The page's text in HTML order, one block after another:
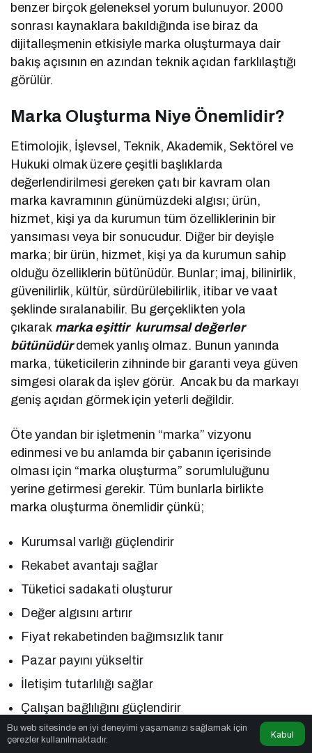
benzer birçok geleneksel yorum bulunuyor. 2000
sonrası kaynaklara bakıldığında ise biraz da
dijitalleşmenin etkisiyle marka oluşturmaya dair
bakış açısının en azından teknik açıdan farklılaştığı
görülür.
Marka Oluşturma Niye Önemlidir?
Etimolojik, İşlevsel, Teknik, Akademik, Sektörel ve
Hukuki olmak üzere çeşitli başlıklarda
değerlendirilmesi gereken çatı bir kavram olan
marka kavramının günümüzdeki algısı; ürün,
hizmet, kişi ya da kurumun tüm özelliklerinin bir
yansıması veya bir sonucudur. Diğer bir deyişle
marka; bir ürün, hizmet, kişi ya da kurumun sahip
olduğu özelliklerin bütünüdür. Bunlar; imaj, bilinirlik,
güvenilirlik, kültür, sürdürülebilirlik, itibar ve vaat
şeklinde sıralanabilir. Bu gerçeklikten yola
çıkarak marka eşittir kurumsal değerler
bütünüdürdemek yanlış olmaz. Bunun yanında
marka, tüketicilerin zihninde bir garanti veya güven
simgesi olarak da işlev görür. Ancak bu da markayı
geniş açıdan görmek için yeterli değildir.
Öte yandan bir işletmenin “marka” vizyonu
edinmesi ve bu anlamda bir çabanın içerisinde
olması için “marka oluşturma” sorumluluğunu
yerine getirmesi gerekir. Tüm bunlarla birlikte
marka oluşturma önemlidir çünkü;
Kurumsal varlığı güçlendirir
Rekabet avantajı sağlar
Tüketici sadakati oluşturur
Değer algısını artırır
Fiyat rekabetinden bağımsızlık tanır
Pazar payını yükseltir
İletişim tutarlılığı sağlar
Çalışan bağlılığını güçlendirir
Yeni ürün ve hizmetlere geçişi kolaylaştırır
Bu web sitesinde en iyi deneyimi yaşamanızı sağlamak için
çerezler kullanılmaktadır.
Kabul